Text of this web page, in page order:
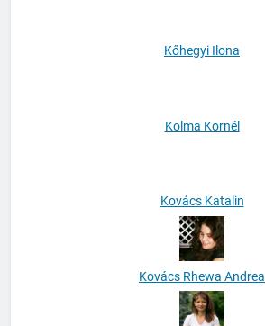
Kőhegyi Ilona
Kolma Kornél
Kovács Katalin
Kovács Rhewa Andrea